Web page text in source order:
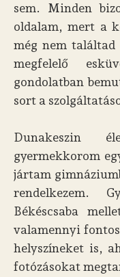
sem. Minden
oldalam, mert a
még nem találtad
megfelelő
gondolatban
sort a
Dunakeszin
gyermekkorom
jártam
rendelkezem.
Békéscsaba
valamennyi
helyszíneket is,
fotózásokat